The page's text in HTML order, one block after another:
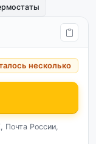
несколько
Почта России,